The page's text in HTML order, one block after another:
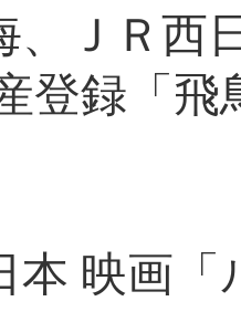
、ＪＲ西
登録「
本 映画